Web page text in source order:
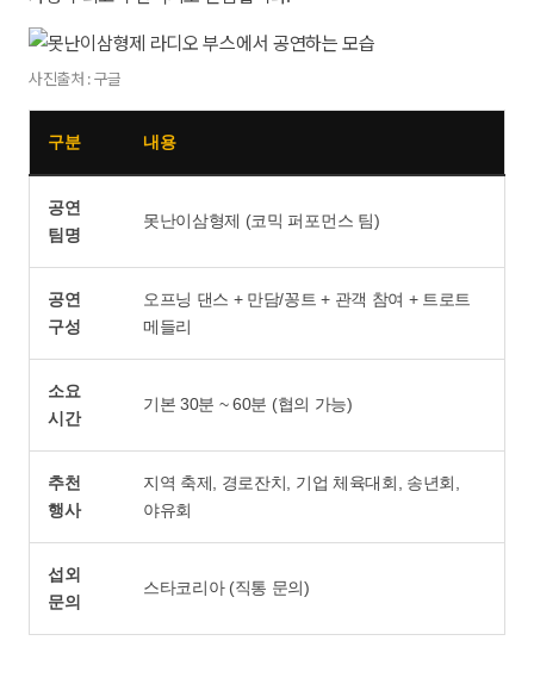
사진출처 : 구글
구분 내용
공연
팀명
못난이삼형제 (코믹 퍼포먼스 팀)
공연
구성
오프닝 댄스 + 만담/꽁트 + 관객 참여 + 트로트
메들리
소요
시간
기본 30분 ~ 60분 (협의 가능)
추천
행사
지역 축제, 경로잔치, 기업 체육대회, 송년회,
야유회
섭외
문의
스타코리아 (직통 문의)